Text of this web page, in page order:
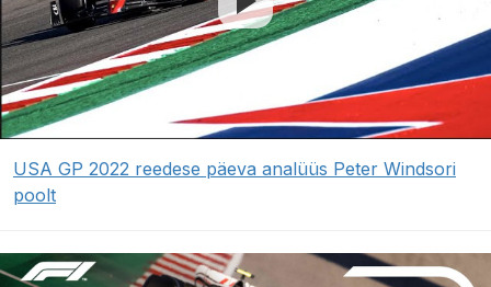
USA GP 2022 reedese päeva analüüs Peter Windsori
poolt